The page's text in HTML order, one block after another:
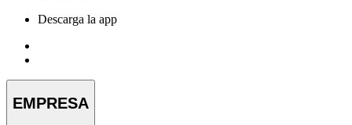
Descarga la app
EMPRESA